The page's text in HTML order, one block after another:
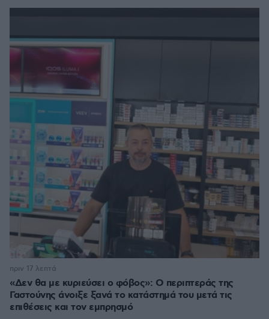
«Δεν θα με κυριεύσει ο φόβος»: Ο περιπτεράς της
Γαστούνης άνοιξε ξανά το κατάστημά του μετά τις
επιθέσεις και τον εμπρησμό
πριν 17 λεπτά